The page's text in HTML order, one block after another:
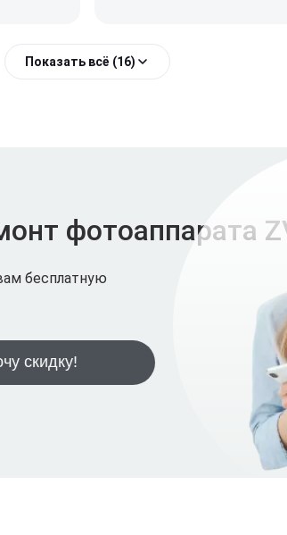
Показать всё (16)
фотоаппарата
бесплатную